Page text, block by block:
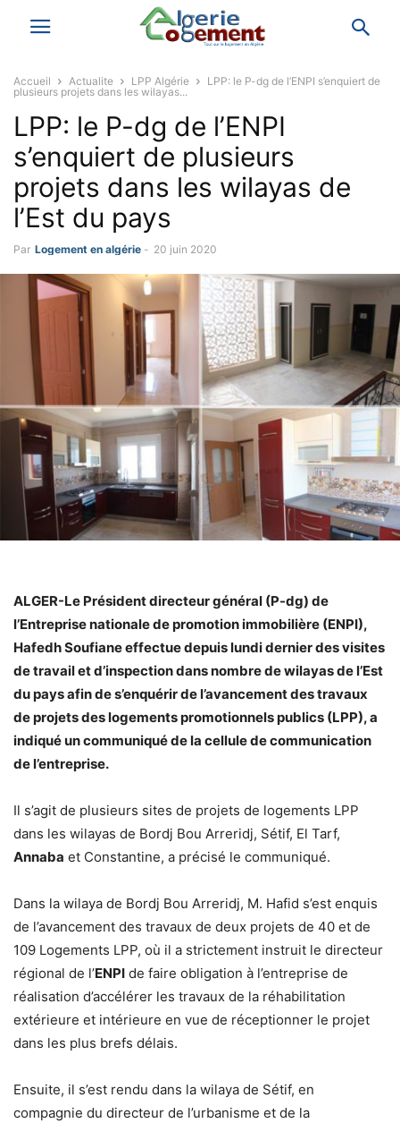
Accueil Actualite LPP Algérie
LPP: le P-dg de l’ENPI s’enquiert de
plusieurs projets dans les wilayas...
LPP: le P-dg de l’ENPI
s’enquiert de plusieurs
projets dans les wilayas de
l’Est du pays
Par Logement en algérie - 20 juin 2020
ALGER-Le Président directeur général (P-dg) de
l’Entreprise nationale de promotion immobilière (ENPI),
Hafedh Soufiane effectue depuis lundi dernier des visites
de travail et d’inspection dans nombre de wilayas de l’Est
du pays afin de s’enquérir de l’avancement des travaux
de projets des logements promotionnels publics (LPP), a
indiqué un communiqué de la cellule de communication
de l’entreprise.
Il s’agit de plusieurs sites de projets de logements LPP
dans les wilayas de Bordj Bou Arreridj, Sétif, El Tarf,
Annaba et Constantine, a précisé le communiqué.
Dans la wilaya de Bordj Bou Arreridj, M. Hafid s’est enquis
de l’avancement des travaux de deux projets de 40 et de
109 Logements LPP, où il a strictement instruit le directeur
régional de l’ENPI de faire obligation à l’entreprise de
réalisation d’accélérer les travaux de la réhabilitation
extérieure et intérieure en vue de réceptionner le projet
dans les plus brefs délais.
Ensuite, il s’est rendu dans la wilaya de Sétif, en
compagnie du directeur de l’urbanisme et de la